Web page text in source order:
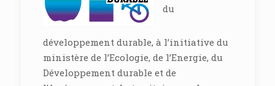
du
développement durable, à l’initiative du
ministère de l’Ecologie, de l’Energie, du
Développement durable et de